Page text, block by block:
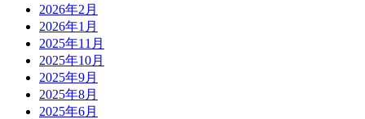
2026年2月
2026年1月
2025年11月
2025年10月
2025年9月
2025年8月
2025年6月